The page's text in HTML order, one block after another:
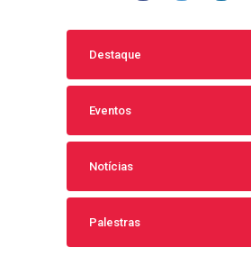
Destaque
Eventos
Notícias
Palestras